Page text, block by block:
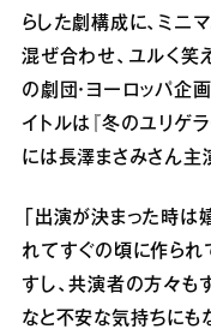
らした劇構成に、ミニ
混ぜ合わせ、ユルく笑
の劇団・ヨーロッパ企
イトルは『冬のユリゲ
には長澤まさみさん主
「出演が決まった時は
れてすぐの頃に作られ
すし、共演者の方々も
なと不安な気持ちにもな